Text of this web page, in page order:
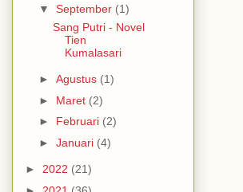
▼ September (1)
Sang Putri - Novel
Tien
Kumalasari
► Agustus (1)
► Maret (2)
► Februari (2)
► Januari (4)
► 2022 (21)